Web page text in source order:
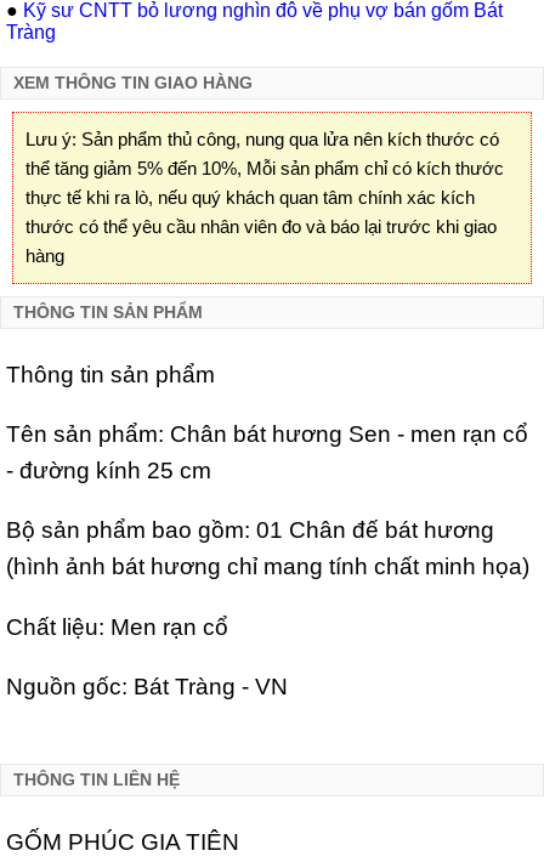
● Kỹ sư CNTT bỏ lương nghìn đô về phụ vợ bán gốm Bát
Tràng
XEM THÔNG TIN GIAO HÀNG
Lưu ý: Sản phẩm thủ công, nung qua lửa nên kích thước có
thể tăng giảm 5% đến 10%, Mỗi sản phẩm chỉ có kích thước
thực tế khi ra lò, nếu quý khách quan tâm chính xác kích
thước có thể yêu cầu nhân viên đo và báo lại trước khi giao
hàng
THÔNG TIN SẢN PHẨM
Thông tin sản phẩm
Tên sản phẩm: Chân bát hương Sen - men rạn cổ
- đường kính 25 cm
Bộ sản phẩm bao gồm: 01 Chân đế bát hương
(hình ảnh bát hương chỉ mang tính chất minh họa)
Chất liệu: Men rạn cổ
Nguồn gốc: Bát Tràng - VN
THÔNG TIN LIÊN HỆ
GỐM PHÚC GIA TIÊN